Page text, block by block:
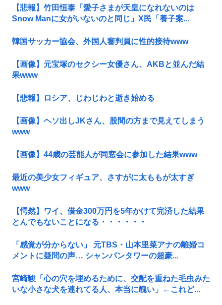
【悲報】竹田恒泰「愛子さまが天皇になれないのは
Snow Manに女がいないのと同じ」X民「養子案...
韓国サッカー協会、外国人審判員に性的接待www
【画像】元宝塚のセクシー女優さん、AKBと並んだ結
果www
【悲報】ロシア、じわじわと逝き始める
【画像】ヘソ出しJKさん、股間の方まで見えてしまう
www
【画像】44歳の芸能人が同窓会に参加した結果www
最近の美少女フィギュア、さすがに太ももが太すぎ
www
【愕然】ワイ、借金300万円を5年かけて完済した結果
とんでもないことになる・・・・・・
「感覚が分からない」 元TBS・山本里菜アナの離婚コ
メントに疑問の声… シャンパンタワーの超豪...
宮崎駿「心の穴を埋めるために、交配を重ねた毛虫みた
いな小さな犬を連れてる人、本当に醜い」←これど...